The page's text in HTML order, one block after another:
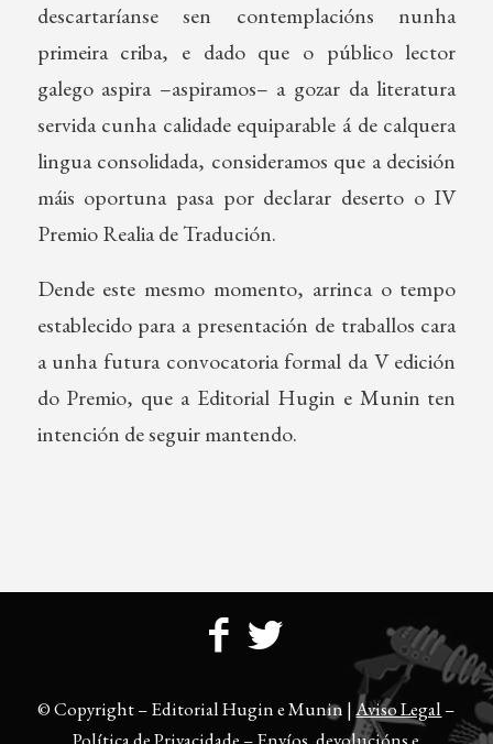
descartaríanse sen contemplacións nunha
primeira criba, e dado que o público lector
galego aspira –aspiramos– a gozar da literatura
servida cunha calidade equiparable á de calquera
lingua consolidada, consideramos que a decisión
máis oportuna pasa por declarar deserto o IV
Premio Realia de Tradución.
Dende este mesmo momento, arrinca o tempo
establecido para a presentación de traballos cara
a unha futura convocatoria formal da V edición
do Premio, que a Editorial Hugin e Munin ten
intención de seguir mantendo.
© Copyright – Editorial Hugin e Munin |Aviso Legal –